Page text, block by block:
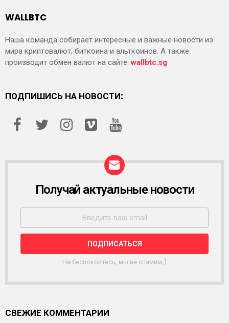
WALLBTC
Наша команда собирает интересные и важные новости из
мира криптовалют, биткоина и альткоинов. А также
производит обмен валют на сайте:wallbtc.sg
ПОДПИШИСЬ НА НОВОСТИ:
С
Ы
К
Получай актуальные новости
Не беспокойтесь, мы не спамим;)
СВЕЖИЕ КОММЕНТАРИИ